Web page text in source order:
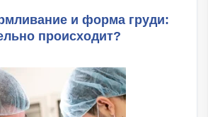
и форма груди:
происходит?